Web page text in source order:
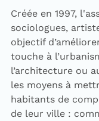
Créée en 1997,
sociologues,
objectif
touche à
l’architecture ou
les moyens à
habitants de
de leur ville :